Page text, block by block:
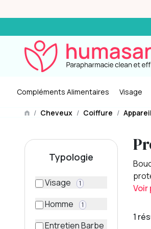
Compléments Alimentaires Visage
/ Cheveux / Coiffure /
Typologie
Visage 1
Homme 1
Entretien Barbe
Voir
1